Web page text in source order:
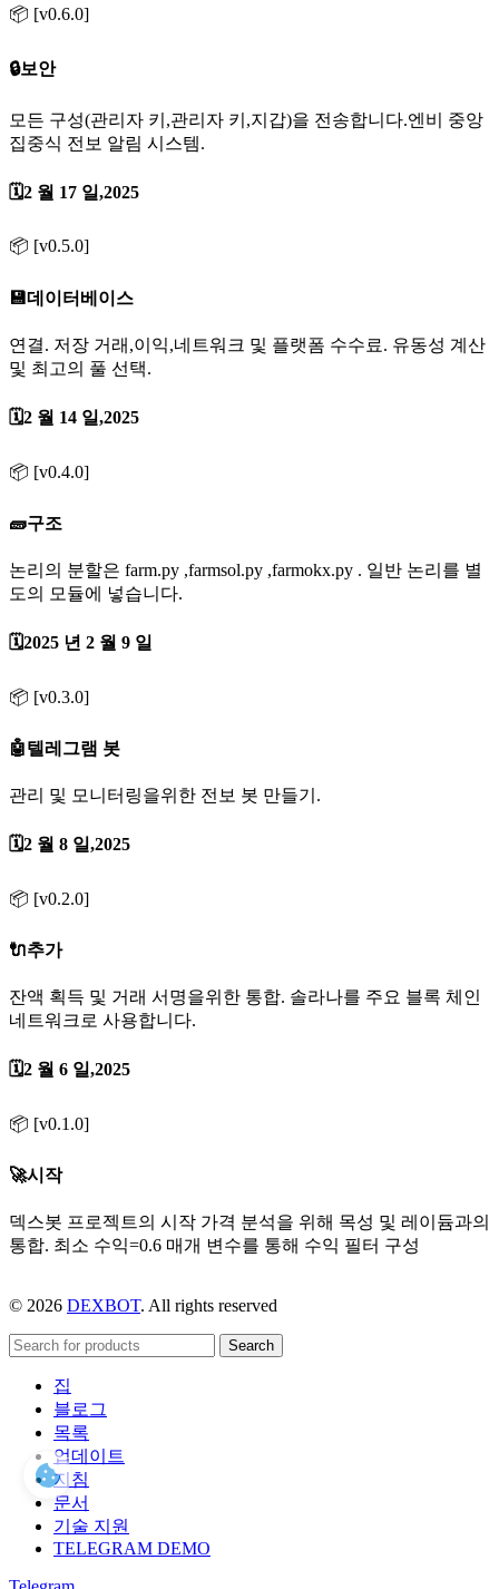
📦 [v0.6.0]
🔒보안
모든 구성(관리자 키,관리자 키,지갑)을 전송합니다.엔비 중앙
집중식 전보 알림 시스템.
🗓️2 월 17 일,2025
📦 [v0.5.0]
💾데이터베이스
연결. 저장 거래,이익,네트워크 및 플랫폼 수수료. 유동성 계산
및 최고의 풀 선택.
🗓️2 월 14 일,2025
📦 [v0.4.0]
🧱구조
논리의 분할은 farm.py ,farmsol.py ,farmokx.py . 일반 논리를 별
도의 모듈에 넣습니다.
🗓️2025 년 2 월 9 일
📦 [v0.3.0]
🤖텔레그램 봇
관리 및 모니터링을위한 전보 봇 만들기.
🗓️2 월 8 일,2025
📦 [v0.2.0]
🔌추가
잔액 획득 및 거래 서명을위한 통합. 솔라나를 주요 블록 체인
네트워크로 사용합니다.
🗓️2 월 6 일,2025
📦 [v0.1.0]
🚀시작
덱스봇 프로젝트의 시작 가격 분석을 위해 목성 및 레이듐과의
통합. 최소 수익=0.6 매개 변수를 통해 수익 필터 구성
© 2026 DEXBOT. All rights reserved
Search
집
블로그
목록
업데이트
지침
문서
기술 지원
TELEGRAM DEMO